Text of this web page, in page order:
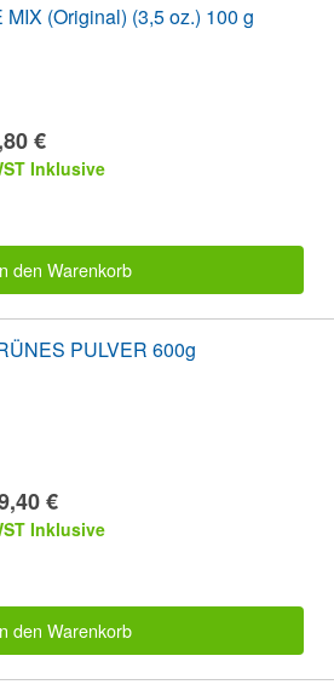
MIX (Original) (3,5 oz.) 100 g
€
Inklusive
den Warenkorb
PULVER 600g
€
Inklusive
den Warenkorb